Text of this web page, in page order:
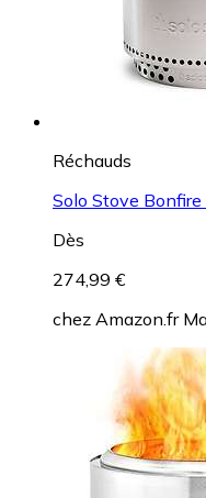
Réchauds
Solo Stove
Dès
274,99 €
chez Amazon.fr